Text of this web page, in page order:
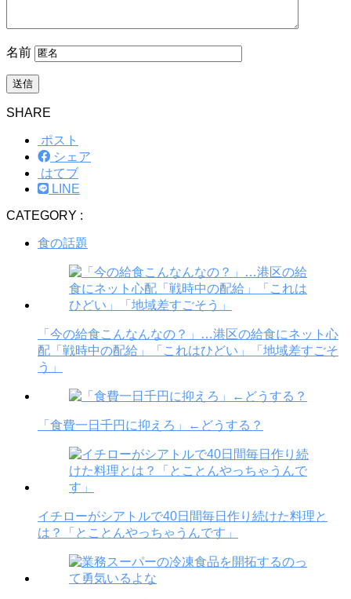
名前
SHARE
ポスト
シェア
はてブ
LINE
CATEGORY :
食の話題
「今の給食こんなんなの？」…港区の給食にネット心
配「戦時中の配給」「これはひどい」「地域差すごそ
う」
「食費一日千円に抑えろ」←どうする？
イチローがシアトルで40日間毎日作り続けた料理と
は？「とことんやっちゃうんです」